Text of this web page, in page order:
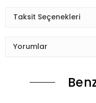
Taksit Seçenekleri
Yorumlar